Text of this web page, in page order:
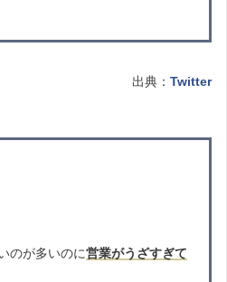
出典： Twitter
のが多いのに営業がうざすぎて